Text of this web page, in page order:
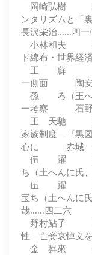
岡崎弘樹 ア
ンタリズムと
長沢栄治......四一
小林和夫 奴
ド綿布・世界
王 蘇 「法
一側面 陶安
孫 ろ（王へ
一考察 石野
王 天馳 康煕
家族制度―『黒
心に 赤城 美
伍 躍 順天府
ち（土へんに氏
伍 躍 順天府
宝ち（土へん
哉......四二六
野村鮎子 明
性―亡妾哀悼
金 昇來 清末